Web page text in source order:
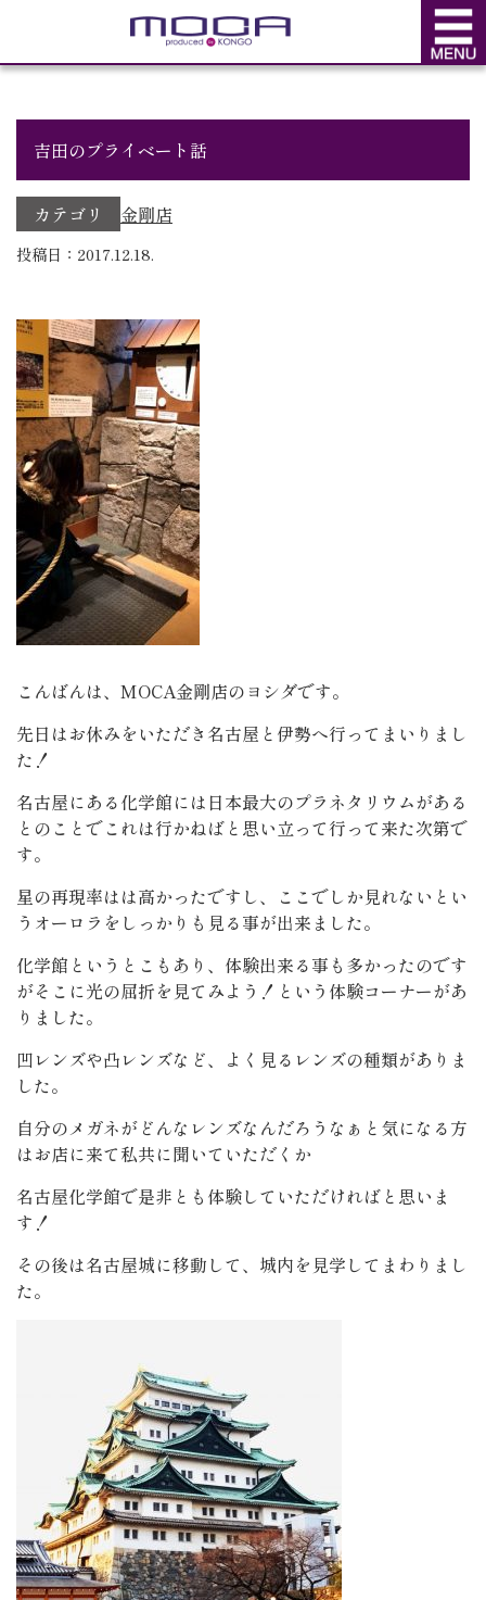
BLOG
吉田のプライベート話
カテゴリ 金剛店
投稿日：2017.12.18.
こんばんは、MOCA金剛店のヨシダです。
先日はお休みをいただき名古屋と伊勢へ行ってまいりまし
た！
名古屋にある化学館には日本最大のプラネタリウムがある
とのことでこれは行かねばと思い立って行って来た次第で
す。
星の再現率はは高かったですし、ここでしか見れないとい
うオーロラをしっかりも見る事が出来ました。
化学館というとこもあり、体験出来る事も多かったのです
がそこに光の屈折を見てみよう！という体験コーナーがあ
りました。
凹レンズや凸レンズなど、よく見るレンズの種類がありま
した。
自分のメガネがどんなレンズなんだろうなぁと気になる方
はお店に来て私共に聞いていただくか
名古屋化学館で是非とも体験していただければと思いま
す！
その後は名古屋城に移動して、城内を見学してまわりまし
た。